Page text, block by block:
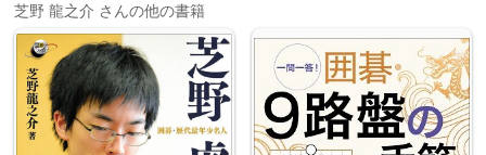
芝野 龍之介 さんの他の書籍